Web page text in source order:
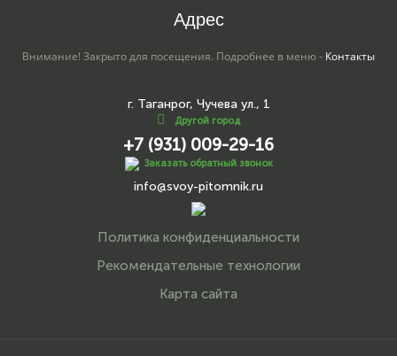
Адрес
Внимание! Закрыто для посещения. Подробнее в меню - Контакты
г. Таганрог, Чучева ул., 1
Другой город
+7 (931) 009-29-16
Заказать обратный звонок
info@svoy-pitomnik.ru
Политика конфиденциальности
Рекомендательные технологии
Карта сайта